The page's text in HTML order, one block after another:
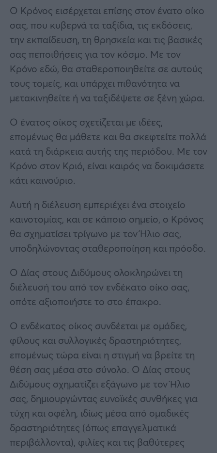
Ο Κρόνος εισέρχεται επίσης στον ένατο οίκο
σας, που κυβερνά τα ταξίδια, τις εκδόσεις,
την εκπαίδευση, τη θρησκεία και τις βασικές
σας πεποιθήσεις για τον κόσμο. Με τον
Κρόνο εδώ, θα σταθεροποιηθείτε σε αυτούς
τους τομείς, και υπάρχει πιθανότητα να
μετακινηθείτε ή να ταξιδέψετε σε ξένη χώρα.
Ο ένατος οίκος σχετίζεται με ιδέες,
επομένως θα μάθετε και θα σκεφτείτε πολλά
κατά τη διάρκεια αυτής της περιόδου. Με τον
Κρόνο στον Κριό, είναι καιρός να δοκιμάσετε
κάτι καινούριο.
Αυτή η διέλευση εμπεριέχει ένα στοιχείο
καινοτομίας, και σε κάποιο σημείο, ο Κρόνος
θα σχηματίσει τρίγωνο με τον Ήλιο σας,
υποδηλώνοντας σταθεροποίηση και πρόοδο.
Ο Δίας στους Διδύμους ολοκληρώνει τη
διέλευσή του από τον ενδέκατο οίκο σας,
οπότε αξιοποιήστε το στο έπακρο.
Ο ενδέκατος οίκος συνδέεται με ομάδες,
φίλους και συλλογικές δραστηριότητες,
επομένως τώρα είναι η στιγμή να βρείτε τη
θέση σας μέσα στο σύνολο. Ο Δίας στους
Διδύμους σχηματίζει εξάγωνο με τον Ήλιο
σας, δημιουργώντας ευνοϊκές συνθήκες για
τύχη και οφέλη, ιδίως μέσα από ομαδικές
δραστηριότητες (όπως επαγγελματικά
περιβάλλοντα), φιλίες και τις βαθύτερες